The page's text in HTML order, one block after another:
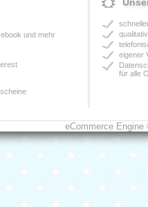
und mehr
eigener
für alle
eCommerce